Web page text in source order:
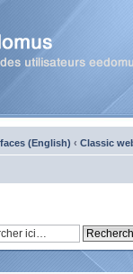
(English) ‹ Classic